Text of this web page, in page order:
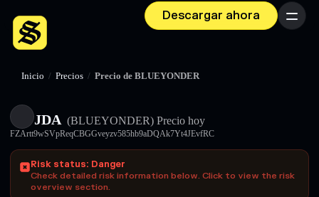
Descargar ahora Menú
Inicio / Precios / Precio de BLUEYONDER
JDA (BLUEYONDER) Precio hoy
FZArtt9wSVpReqCBGGveyzv585hb9aDQAk7Yt4JEvfRC
Risk status: Danger
Check detailed risk information below. Click to view the risk
overview section.